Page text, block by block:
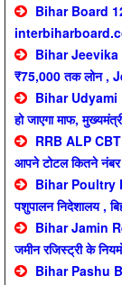
Bihar Board
interbiharboard.com
Bihar Jeevika
₹75,000 तक लोन ,
Bihar Udyami
हो जाएगा माफ,
RRB ALP
आपने टोटल कितने
Bihar Poultry
पशुपालन निदेशालय ,
Bihar Jamin
जमीन रजिस्ट्री के
Bihar Pashu